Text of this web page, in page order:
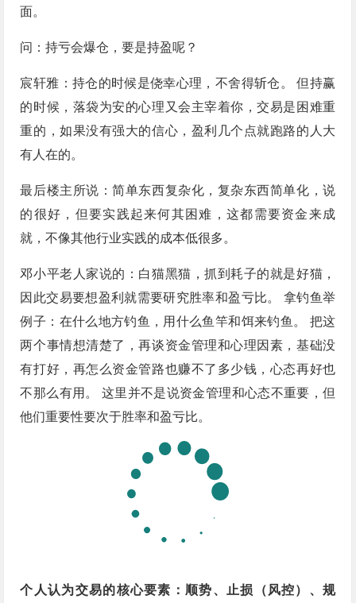
面。
问：持亏会爆仓，要是持盈呢？
宸轩雅：持仓的时候是侥幸心理，不舍得斩仓。 但持赢
的时候，落袋为安的心理又会主宰着你，交易是困难重
重的，如果没有强大的信心，盈利几个点就跑路的人大
有人在的。
最后楼主所说：简单东西复杂化，复杂东西简单化，说
的很好，但要实践起来何其困难，这都需要资金来成
就，不像其他行业实践的成本低很多。
邓小平老人家说的：白猫黑猫，抓到耗子的就是好猫，
因此交易要想盈利就需要研究胜率和盈亏比。 拿钓鱼举
例子：在什么地方钓鱼，用什么鱼竿和饵来钓鱼。 把这
两个事情想清楚了，再谈资金管理和心理因素，基础没
有打好，再怎么资金管路也赚不了多少钱，心态再好也
不那么有用。 这里并不是说资金管理和心态不重要，但
他们重要性要次于胜率和盈亏比。
个人认为交易的核心要素：顺势、止损（风控）、规